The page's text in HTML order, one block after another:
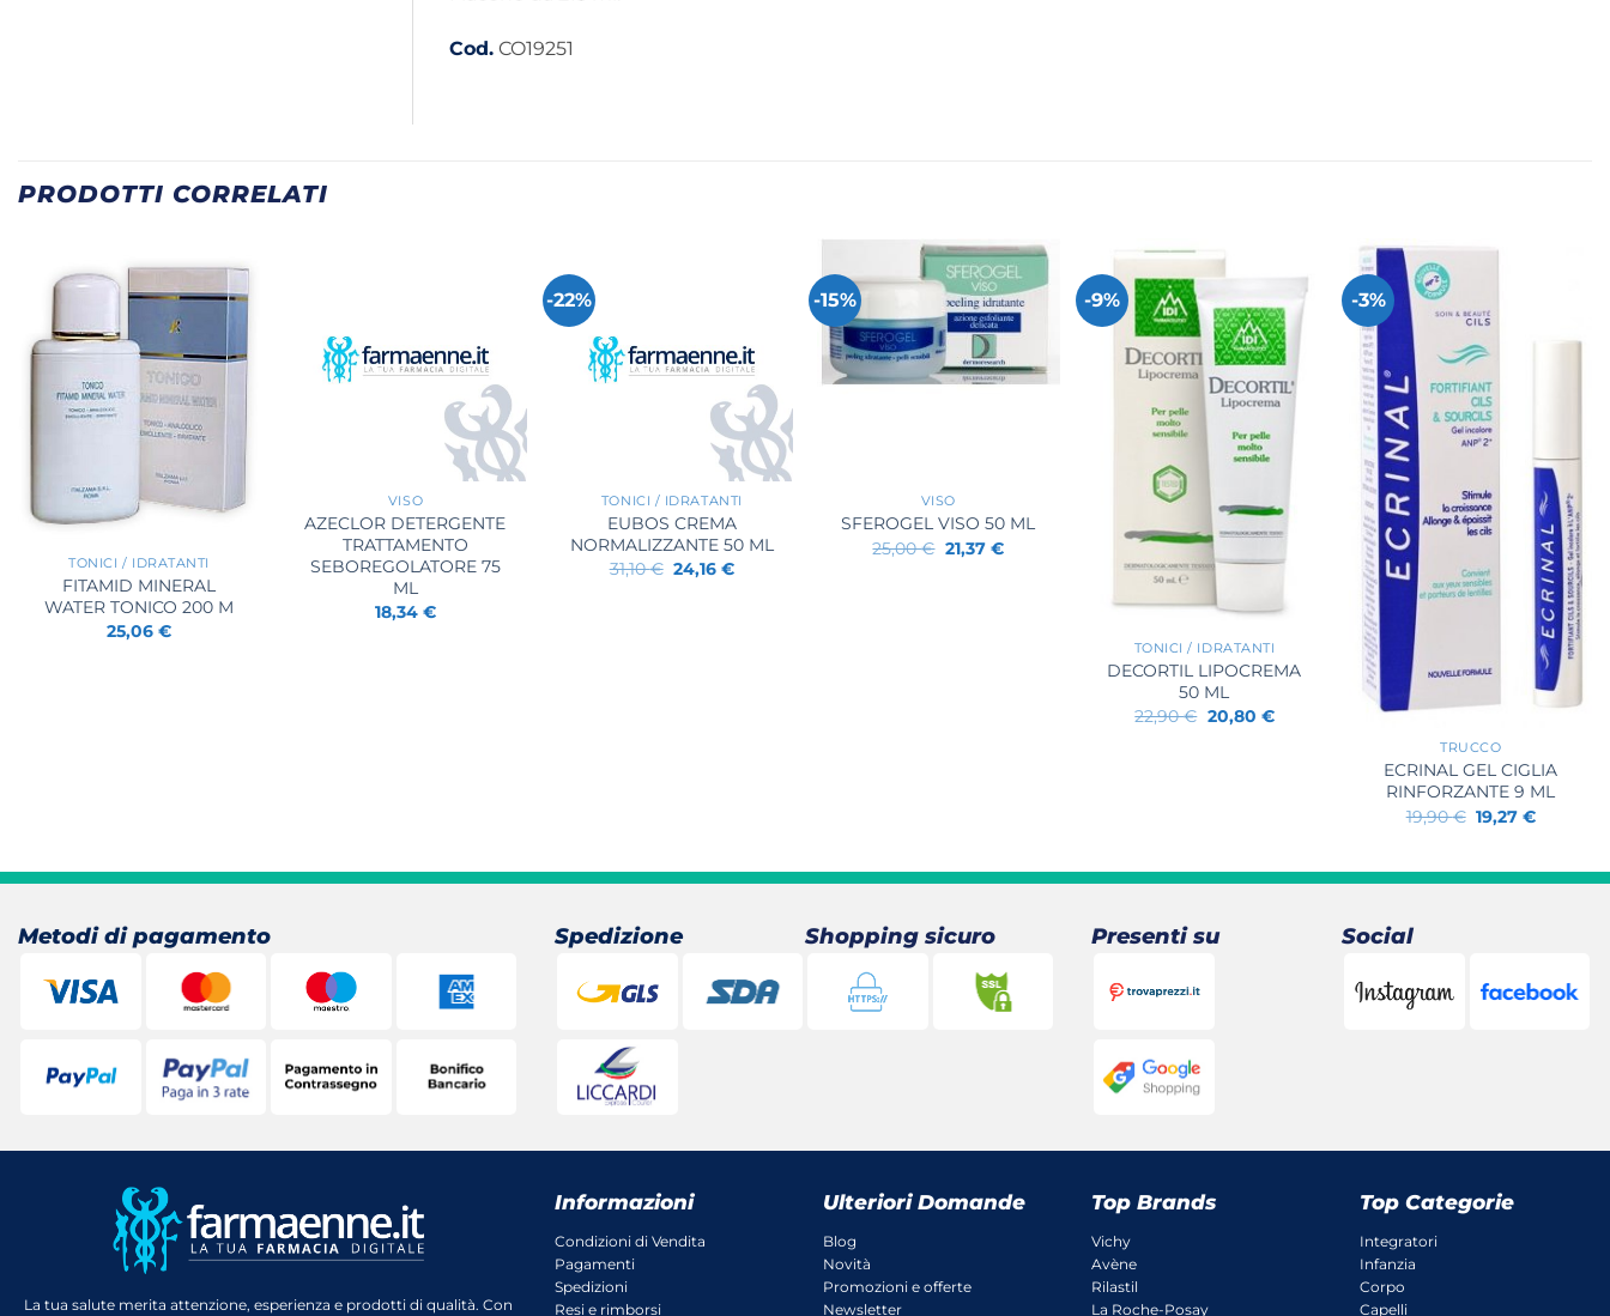
Cod.CO19251
PRODOTTI CORRELATI
+
TONICI / IDRATANTI
FITAMID MINERAL
WATER TONICO 200 M
25,06€
VISO
AZECLOR DETERGENTE
TRATTAMENTO
SEBOREGOLATORE 75
ML
18,34 €
-22%
TONICI / IDRATANTI
EUBOS CREMA
NORMALIZZANTE 50 ML
31,10€ Il
prezzo
24,16 €Il
-15%
VISO
SFEROGEL VISO 50 ML
25,00€ Il
prezzo
21,37 €Il
-9%
+
TONICI / IDRATANTI
DECORTIL LIPOCREMA
50 ML
22,90€ Il
prezzo
20,80 €Il
-3%
+
TRUCCO
ECRINAL GEL CIGLIA
RINFORZANTE 9 ML
19,90€ Il
prezzo
19,90 €.
19,27 €Il
19,27 €.
Metodi di pagamento Spedizione Shopping sicuro Presenti su Social
La tua salute merita attenzione, esperienza e prodotti di qualità. Con
Informazioni
Condizioni di Vendita
Pagamenti
Spedizioni
Resi e rimborsi
Ulteriori Domande
Blog
Novità
Promozioni e offerte
Newsletter
Top Brands
Vichy
Avène
Rilastil
La Roche-Posay
Top Categorie
Integratori
Infanzia
Corpo
Capelli